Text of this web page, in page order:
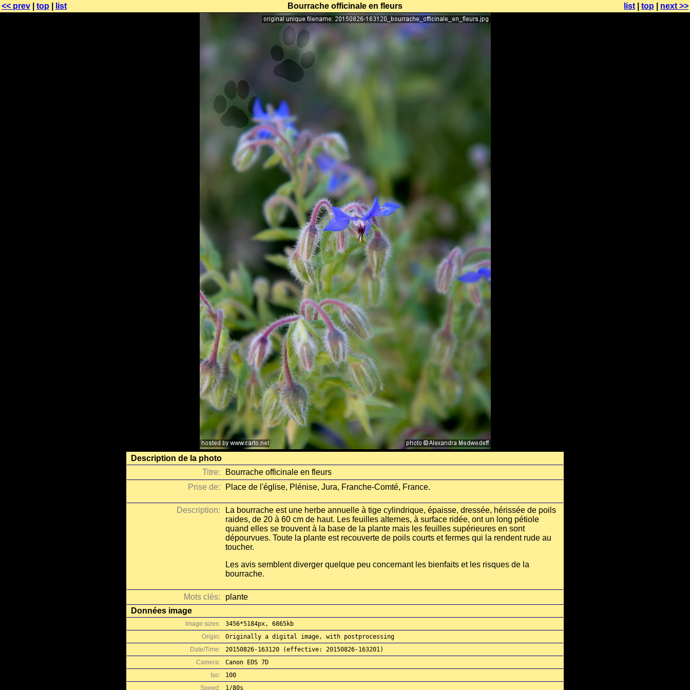
<< prev top list Bourrache officinale en fleurs list top next >>
Description de la photo
Titre:
Bourrache officinale en fleurs
Prise de:
Place de l'église, Plénise, Jura, Franche-Comté, France.
Description:
La bourrache est une herbe annuelle à tige cylindrique, épaisse, dressée, hérissée de poils
raides, de 20 à 60 cm de haut. Les feuilles alternes, à surface ridée, ont un long pétiole
quand elles se trouvent à la base de la plante mais les feuilles supérieures en sont
dépourvues. Toute la plante est recouverte de poils courts et fermes qui la rendent rude au
toucher.
Les avis semblent diverger quelque peu concernant les bienfaits et les risques de la
bourrache.
Mots clés:
plante
Données image
Image sizes:
3456*5184px, 6865kb
Origin:
Originally a digital image, with postprocessing
Date/Time:
20150826-163120 (effective: 20150826-163201)
Camera:
Canon EOS 7D
Iso:
100
Speed:
1/80s